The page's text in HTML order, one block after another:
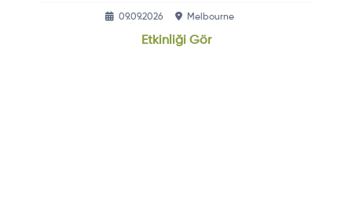
09.09.2026 Melbourne
Etkinliği Gör